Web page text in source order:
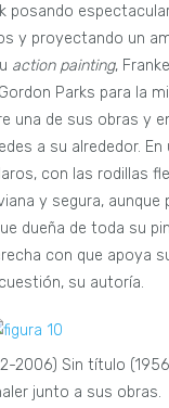
posando
y proyectando un
action painting,
Parks para la
una de sus obras y
a su alrededor. En
con las rodillas
y segura, aunque
dueña de toda su
con que apoya
su autoría.
2006) Sin título
junto a sus obras.